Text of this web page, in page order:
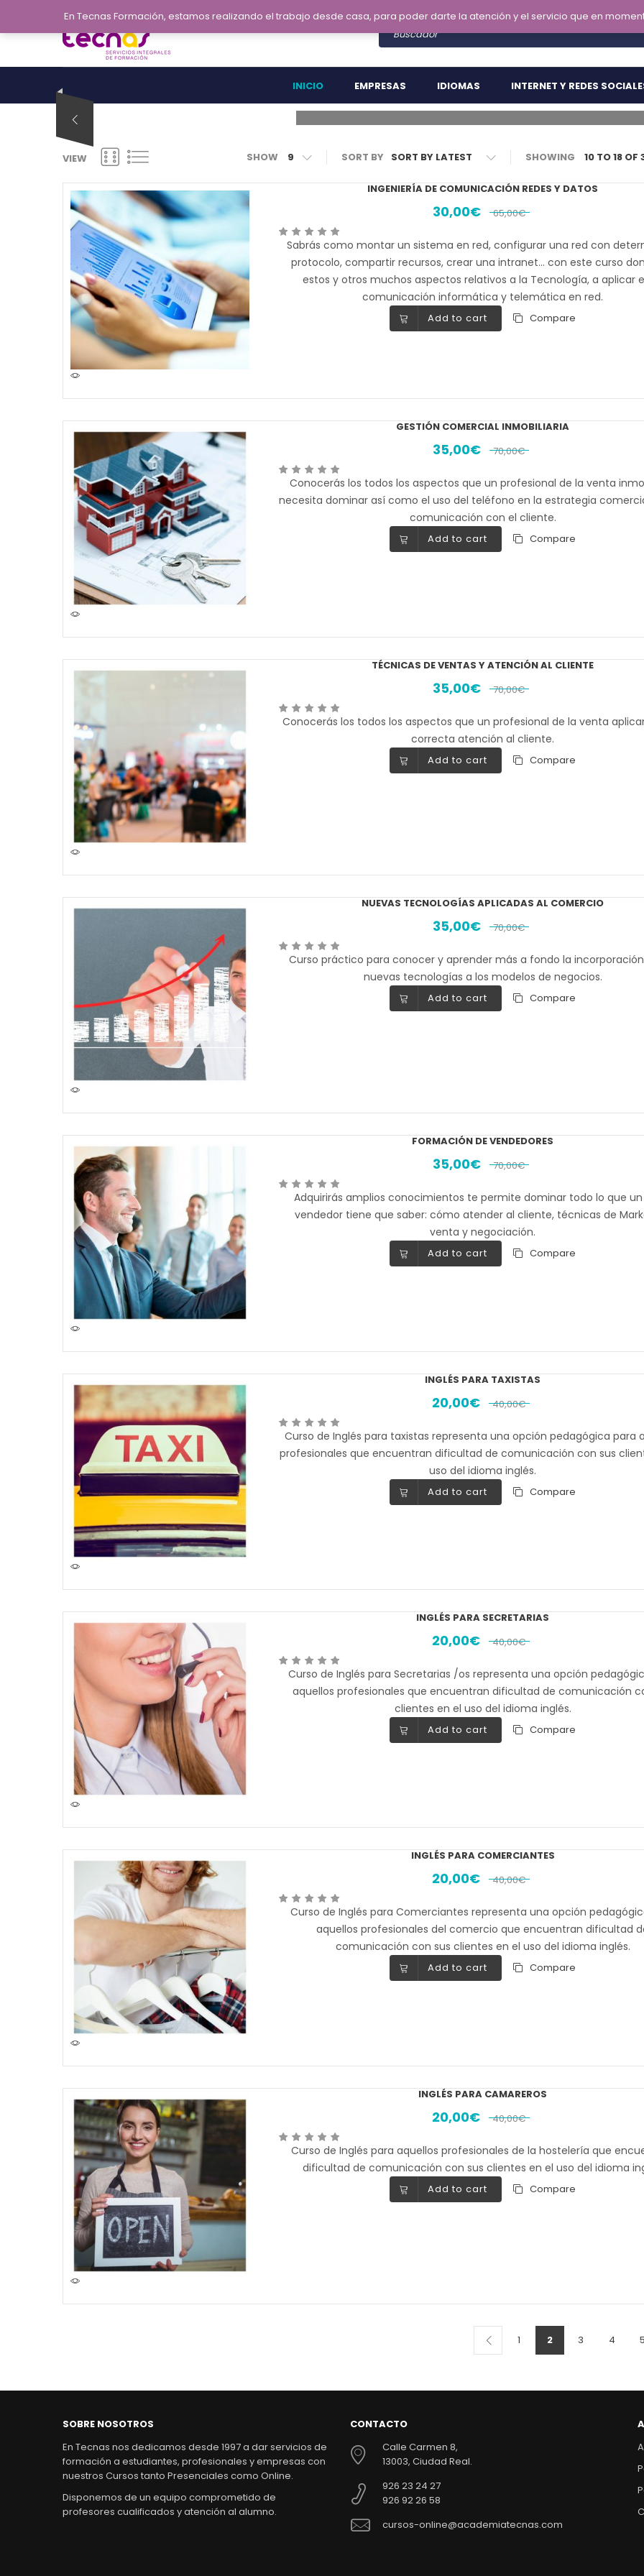
INICIO EMPRESAS IDIOMAS INTERNET Y REDES
CURSOS ONLINE EN OFERTA
VIEW SHOW 9 SORT BY SHOWING 10 TO 18 OF
INGENIERÍA DE COMUNICACIÓN REDES Y DATOS
30,00€ 65,00€
Sabrás como montar un sistema en red, configurar una red con
protocolo, compartir recursos, crear una intranet… con este curso
estos y otros muchos aspectos relativos a la Tecnología, a aplicar
comunicación informática y telemática en red.
Add to cart Compare
GESTIÓN COMERCIAL INMOBILIARIA
35,00€ 70,00€
Conocerás los todos los aspectos que un profesional de la venta
necesita dominar así como el uso del teléfono en la estrategia
comunicación con el cliente.
Add to cart Compare
TÉCNICAS DE VENTAS Y ATENCIÓN AL CLIENTE
35,00€ 70,00€
Conocerás los todos los aspectos que un profesional de la venta
correcta atención al cliente.
Add to cart Compare
NUEVAS TECNOLOGÍAS APLICADAS AL COMERCIO
35,00€ 70,00€
Curso práctico para conocer y aprender más a fondo la
nuevas tecnologías a los modelos de negocios.
Add to cart Compare
FORMACIÓN DE VENDEDORES
35,00€ 70,00€
Adquirirás amplios conocimientos te permite dominar todo lo que
vendedor tiene que saber: cómo atender al cliente, técnicas de
venta y negociación.
Add to cart Compare
INGLÉS PARA TAXISTAS
20,00€ 40,00€
Curso de Inglés para taxistas representa una opción pedagógica para
profesionales que encuentran dificultad de comunicación con sus
uso del idioma inglés.
Add to cart Compare
INGLÉS PARA SECRETARIAS
20,00€ 40,00€
Curso de Inglés para Secretarias /os representa una opción
aquellos profesionales que encuentran dificultad de comunicación
clientes en el uso del idioma inglés.
Add to cart Compare
INGLÉS PARA COMERCIANTES
20,00€ 40,00€
Curso de Inglés para Comerciantes representa una opción
aquellos profesionales del comercio que encuentran dificultad
comunicación con sus clientes en el uso del idioma inglés.
Add to cart Compare
INGLÉS PARA CAMAREROS
20,00€ 40,00€
Curso de Inglés para aquellos profesionales de la hostelería que
dificultad de comunicación con sus clientes en el uso del idioma
Add to cart Compare
1 2 3 4 5
SOBRE NOSOTROS
En Tecnas nos dedicamos desde 1997 a dar servicios de
formación a estudiantes, profesionales y empresas con
nuestros Cursos tanto Presenciales como Online.
Disponemos de un equipo comprometido de
profesores cualificados y atención al alumno.
CONTACTO
Calle Carmen 8,
13003, Ciudad Real.
926 23 24 27
926 92 26 58
cursos-online@academiatecnas.com
En Tecnas Formación, estamos realizando el trabajo desde casa, para poder darte la atención y el servicio que en